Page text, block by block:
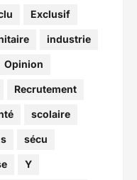
Exclusif
industrie
Opinion
Recrutement
scolaire
sécu
Y